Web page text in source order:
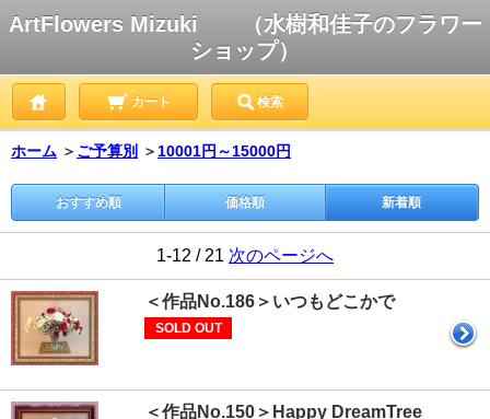
ArtFlowers Mizuki （水樹和佳子のフラワー
ショップ）
カート 検索
ホーム ＞ ご予算別 ＞ 10001円～15000円
おすすめ順 価格順 新着順
1-12 / 21 次のページへ
＜作品No.186＞いつもどこかで
SOLD OUT
＜作品No.150＞Happy DreamTree